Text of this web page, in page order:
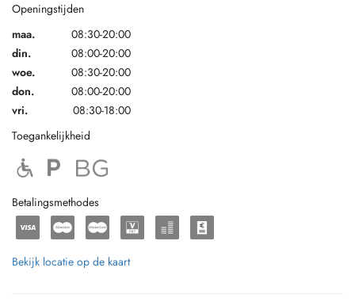
Openingstijden
maa.
08:30-20:00
din.
08:00-20:00
woe.
08:30-20:00
don.
08:00-20:00
vri.
08:30-18:00
Toegankelijkheid
Betalingsmethodes
Bekijk locatie op de kaart